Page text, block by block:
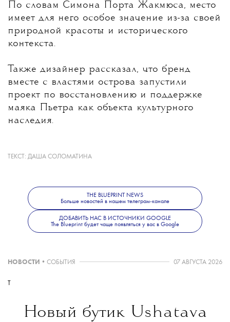
По словам Симона Порта Жакмюса, место
имеет для него особое значение из-за своей
природной красоты и исторического
контекста.
Также дизайнер рассказал, что бренд
вместе с властями острова запустили
проект по восстановлению и поддержке
маяка Пьетра как объекта культурного
наследия.
весна-лето 2027 под названием Le Bonheur
Больше новостей о моде, красоте
и современной культуре — в телеграм-канале
The Blueprint News.
ТЕКСТ: ДАША СОЛОМАТИНА
THE BLUEPRINT NEWS
Больше новостей в нашем телеграм-канале
ДОБАВИТЬ НАС В ИСТОЧНИКИ GOOGLE
The Blueprint будет чаще появляться у вас в Google
НОВОСТИ • СОБЫТИЯ 07 АВГУСТА 2026
T
Новый бутик Ushatava